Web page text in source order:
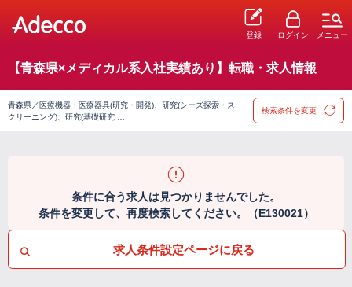
登録 ログイン メニュー
【青森県×メディカル系入社実績あり】転職・求人情報
青森県／医療機器・医療器具(研究・開発)、研究(シーズ探索・ス
クリーニング)、研究(基礎研究 …
検索条件を変更
条件に合う求人は見つかりませんでした。
条件を変更して、再度検索してください。（E130021）
求人条件設定ページに戻る